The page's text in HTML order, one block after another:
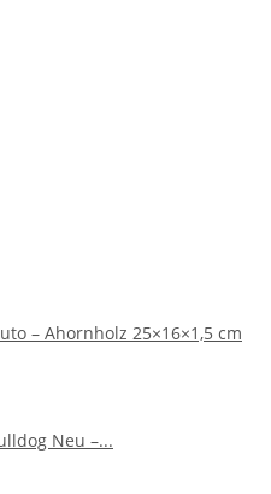
– Ahornholz 25×16×1,5 cm